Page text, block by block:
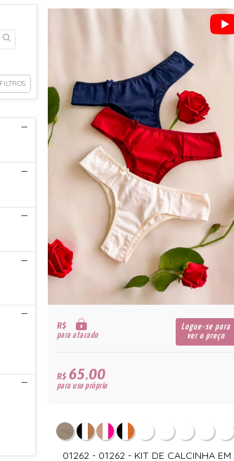
R$
para atacado
Logue-se para
ver o preço
R$65,00
para uso próprio
01262 - 01262 - KIT DE CALCINHA EM